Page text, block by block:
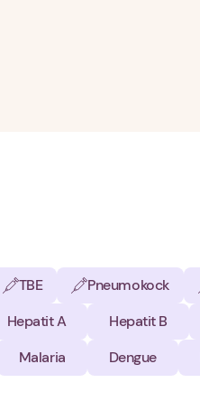
TBE Pneumokock
Hepatit A
Hepatit B
Malaria
Dengue